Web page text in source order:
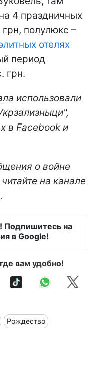
4 праздничных
грн, полулюкс –
отелях
период
грн.
использовали
в Facebook и
о войне
на канале
.
Подпишитесь на
в Google!
вам удобно!
Рождество